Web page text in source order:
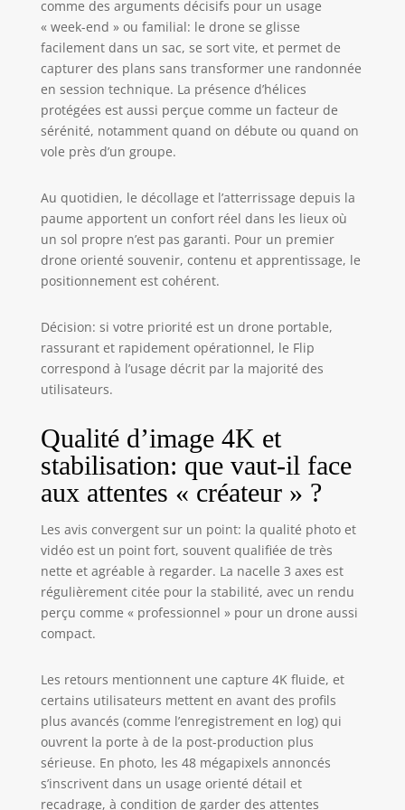
Que vous fassiez
de la randonnée
ou organisiez une
fête, ce drone agit
comme votre
cinéaste
personnel,
capturant chaque
détail avec un
capteur CMOS de
1/1,3 pouce - Le
capteur plus
grand de ce drone
lumière, offrant
des images plus
claires avec des
fois des paysages
et des portraits.
Superbe vidéo
HDR en 4K/60 ips -
Capturez la
beauté du lever et
du coucher du
soleil avec une
vidéo ultrahaute
définition. Ce mini
drone offre une
exceptionnelle,
rendant chaque
époustouflant.
Temps de vol max.
de 31 min - Ne
vous souciez plus
comme des arguments décisifs pour un usage
« week-end » ou familial: le drone se glisse
facilement dans un sac, se sort vite, et permet de
capturer des plans sans transformer une randonnée
en session technique. La présence d’hélices
protégées est aussi perçue comme un facteur de
sérénité, notamment quand on débute ou quand on
vole près d’un groupe.
Au quotidien, le décollage et l’atterrissage depuis la
paume apportent un confort réel dans les lieux où
un sol propre n’est pas garanti. Pour un premier
drone orienté souvenir, contenu et apprentissage, le
positionnement est cohérent.
Décision: si votre priorité est un drone portable,
rassurant et rapidement opérationnel, le Flip
correspond à l’usage décrit par la majorité des
utilisateurs.
Qualité d’image 4K et
stabilisation: que vaut-il face
aux attentes « créateur » ?
Les avis convergent sur un point: la qualité photo et
vidéo est un point fort, souvent qualifiée de très
nette et agréable à regarder. La nacelle 3 axes est
régulièrement citée pour la stabilité, avec un rendu
perçu comme « professionnel » pour un drone aussi
compact.
Les retours mentionnent une capture 4K fluide, et
certains utilisateurs mettent en avant des profils
plus avancés (comme l’enregistrement en log) qui
ouvrent la porte à de la post-production plus
sérieuse. En photo, les 48 mégapixels annoncés
s’inscrivent dans un usage orienté détail et
recadrage, à condition de garder des attentes